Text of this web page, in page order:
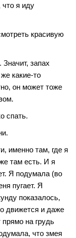
что я иду
красивую
запах
какие-то
он может тоже
спать.
именно там, где я
там еcть. И я
Я подумала (во
пугает. Я
показалось,
движется и даже
на грудь
что змея